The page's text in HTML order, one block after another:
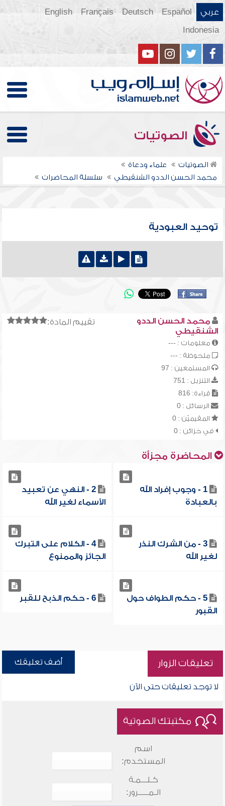
عربي Español
Deutsch
Français
English
Indonesia
الصوتيات
الصوتيات
علماء ودعاة
محمد الحسن الددو الشنقيطي
سلسلة المحاضرات
توحيد العبودية
تقييم المادة:
محمد الحسن الددو
الشنقيطي
معلومات : ---
ملحوظة : ---
المستمعين : 97
التنزيل : 751
قراءة: 816
الرسائل : 0
المقيميّن : 0
في خزائن : 0
المحاضرة مجزأة
1 - وجوب إفراد الله
بالعبادة
2 - النهي عن تعبيد
الأسماء لغير الله
3 - من الشرك النذر
لغير الله
4 - الكلام على التبرك
الجائز والممنوع
5 - حكم الطواف حول
القبور
6 - حكم الذبح للقبر
تعليقات الزوار أضف تعليقك
لا توجد تعليقات حتى الآن
مكتبتك الصوتية
اسم
المستخدم:
كـلـــمـة
الـمـــــرور: